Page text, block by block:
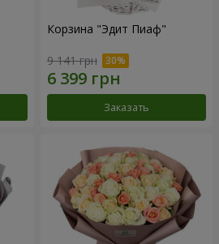
Корзина "Эдит Пиаф"
9 141 грн
Заказать